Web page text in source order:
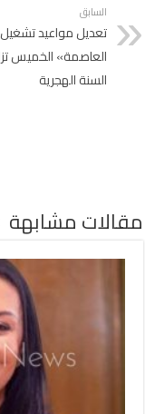
السابق
تعديل مواعيد
العاصمة» الخميس
السنة الهجرية
مقالات مشابهة